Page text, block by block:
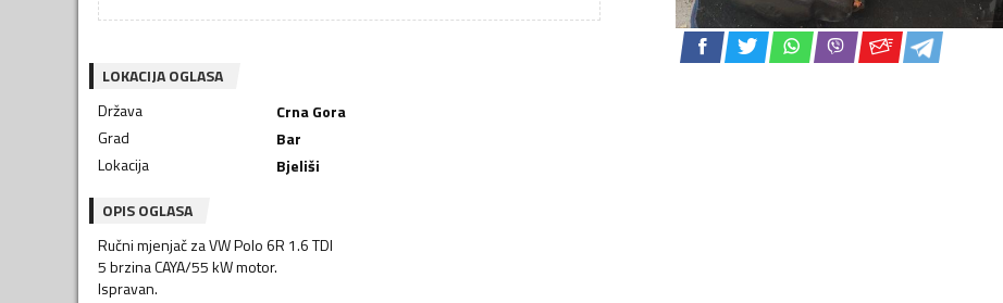
LOKACIJA OGLASA
Država
Crna Gora
Grad
Bar
Lokacija
Bjeliši
OPIS OGLASA
Ručni mjenjač za VW Polo 6R 1.6 TDI
5 brzina CAYA/55 kW motor.
Ispravan.